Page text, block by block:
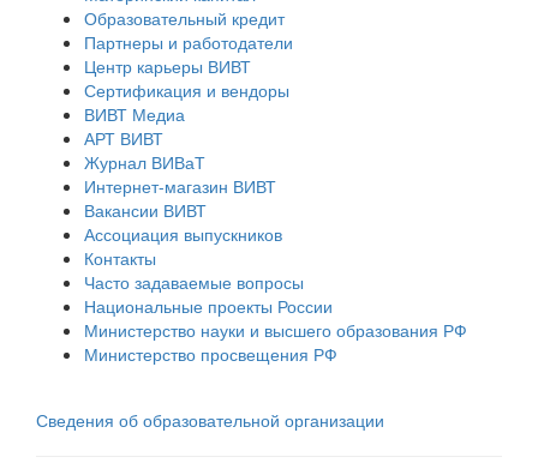
Образовательный кредит
Партнеры и работодатели
Центр карьеры ВИВТ
Сертификация и вендоры
ВИВТ Медиа
АРТ ВИВТ
Журнал ВИВаТ
Интернет-магазин ВИВТ
Вакансии ВИВТ
Ассоциация выпускников
Контакты
Часто задаваемые вопросы
Национальные проекты России
Министерство науки и высшего образования РФ
Министерство просвещения РФ
Сведения об образовательной организации